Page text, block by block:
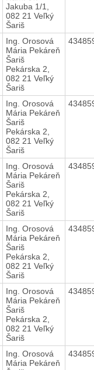
Jakuba 1/1,
082 21 Veľký
Šariš
Ing. Orosová
Mária Pekáreň
Šariš
Pekárska 2,
082 21 Veľký
Šariš
Ing. Orosová
Mária Pekáreň
Šariš
Pekárska 2,
082 21 Veľký
Šariš
Ing. Orosová
Mária Pekáreň
Šariš
Pekárska 2,
082 21 Veľký
Šariš
Ing. Orosová
Mária Pekáreň
Šariš
Pekárska 2,
082 21 Veľký
Šariš
Ing. Orosová
Mária Pekáreň
Šariš
Pekárska 2,
082 21 Veľký
Šariš
Ing. Orosová
Mária Pekáreň